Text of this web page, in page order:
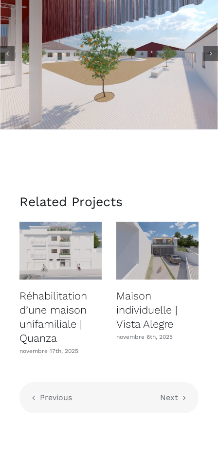
Related Projects
Réhabilitation
d’une maison
unifamiliale |
Quanza
novembre 17th, 2025
Maison
individuelle |
Vista Alegre
novembre 6th, 2025
Previous Next